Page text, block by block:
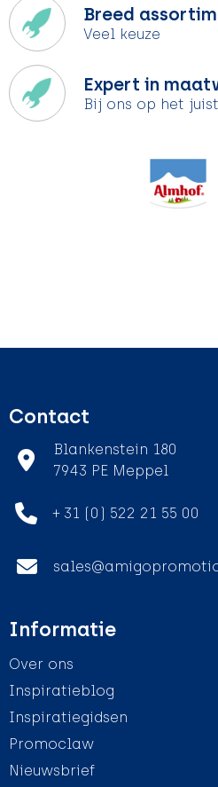
Breed
Veel keuze
Expert in
Bij ons op het
Contact
Blankenstein 180
7943 PE Meppel
+ 31 (0) 522 21 55 00
Informatie
Over ons
Inspiratieblog
Inspiratiegidsen
Promoclaw
Nieuwsbrief